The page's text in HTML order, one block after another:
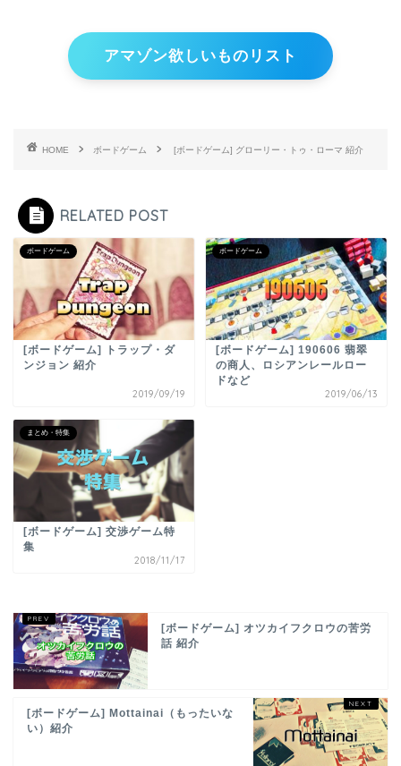
アマゾン欲しいものリスト
HOME ボードゲーム [ボードゲーム] グローリー・トゥ・ローマ 紹介
RELATED POST
ボードゲーム
[ボードゲーム] トラップ・ダ
ンジョン 紹介
2019/09/19
ボードゲーム
[ボードゲーム] 190606 翡翠
の商人、ロシアンレールロー
ドなど
2019/06/13
まとめ・特集
[ボードゲーム] 交渉ゲーム特
集
2018/11/17
[ボードゲーム] オツカイフクロウの苦労
話 紹介
[ボードゲーム] Mottainai（もったいな
い）紹介